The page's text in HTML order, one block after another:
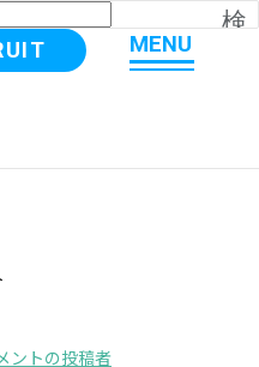
M
M
E
E
N
N
U
U
検
ントの投稿者